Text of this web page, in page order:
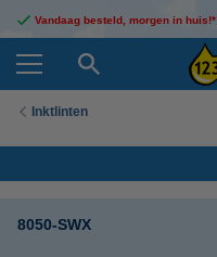
Vandaag besteld, morgen in huis!*
Inktlinten
8050-SWX